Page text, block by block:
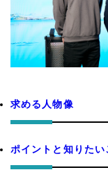
求める人物像
ポイントと知りたい